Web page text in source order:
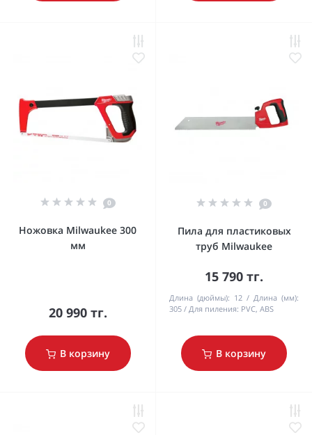
0
Ножовка Milwaukee 300
мм
20 990 тг.
В корзину
0
Пила для пластиковых
труб Milwaukee
15 790 тг.
Длина (дюймы): 12
Длина (мм):
305
Для пиления: PVC, ABS
В корзину